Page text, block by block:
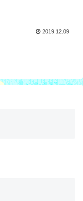
2019.12.09